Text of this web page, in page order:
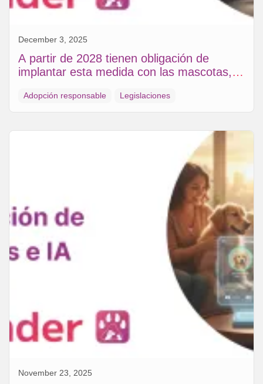
December 3, 2025
A partir de 2028 tienen obligación de
implantar esta medida con las mascotas, la
Adopción responsable Legislaciones
November 23, 2025